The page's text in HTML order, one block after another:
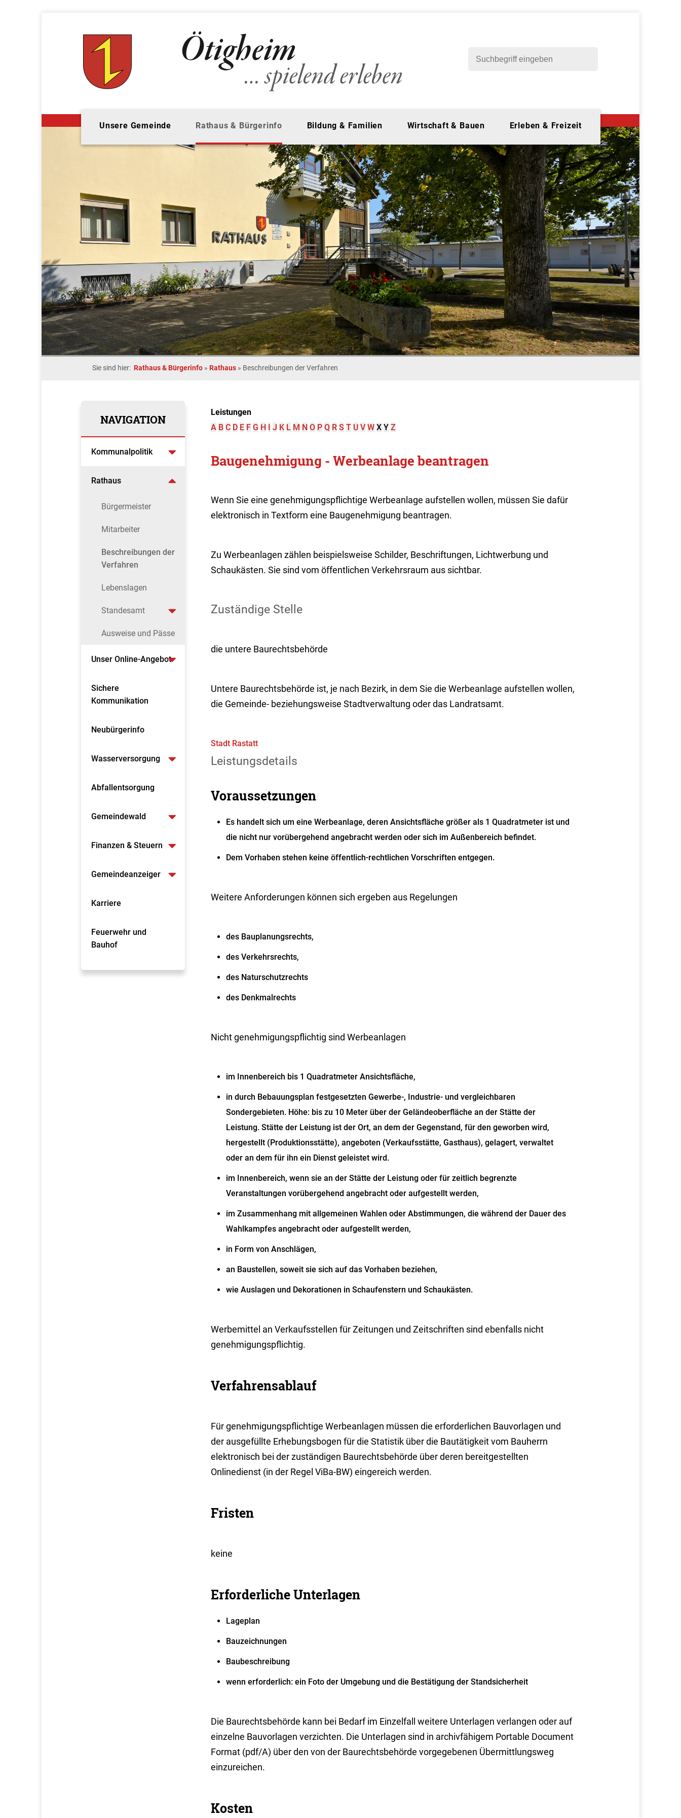
Unsere Gemeinde Rathaus & Bürgerinfo Bildung & Familien Wirtschaft & Bauen Erleben & Freizeit
Sie sind hier: Rathaus & Bürgerinfo » Rathaus » Beschreibungen der Verfahren
NAVIGATION
Kommunalpolitik
Rathaus
Bürgermeister
Mitarbeiter
Beschreibungen der
Verfahren
Lebenslagen
Standesamt
Ausweise und Pässe
Unser Online-Angebot
Sichere
Kommunikation
Neubürgerinfo
Wasserversorgung
Abfallentsorgung
Gemeindewald
Finanzen & Steuern
Gemeindeanzeiger
Karriere
Feuerwehr und
Bauhof
Leistungen
A B C D E F G H I J K L M N O P Q R S T U V W X Y Z
Baugenehmigung - Werbeanlage beantragen
Wenn Sie eine genehmigungspflichtige Werbeanlage aufstellen wollen, müssen Sie dafür
elektronisch in Textform eine Baugenehmigung beantragen.
Zu Werbeanlagen zählen beispielsweise Schilder, Beschriftungen, Lichtwerbung und
Schaukästen. Sie sind vom öffentlichen Verkehrsraum aus sichtbar.
Zuständige Stelle
die untere Baurechtsbehörde
Untere Baurechtsbehörde ist, je nach Bezirk, in dem Sie die Werbeanlage aufstellen wollen,
die Gemeinde- beziehungsweise Stadtverwaltung oder das Landratsamt.
Stadt Rastatt
Leistungsdetails
Voraussetzungen
Es handelt sich um eine Werbeanlage, deren Ansichtsfläche größer als 1 Quadratmeter ist und
die nicht nur vorübergehend angebracht werden oder sich im Außenbereich befindet.
Dem Vorhaben stehen keine öffentlich-rechtlichen Vorschriften entgegen.
Weitere Anforderungen können sich ergeben aus Regelungen
des Bauplanungsrechts,
des Verkehrsrechts,
des Naturschutzrechts
des Denkmalrechts
Nicht genehmigungspflichtig sind Werbeanlagen
im Innenbereich bis 1 Quadratmeter Ansichtsfläche,
in durch Bebauungsplan festgesetzten Gewerbe-, Industrie- und vergleichbaren
Sondergebieten. Höhe: bis zu 10 Meter über der Geländeoberfläche an der Stätte der
Leistung. Stätte der Leistung ist der Ort, an dem der Gegenstand, für den geworben wird,
hergestellt (Produktionsstätte), angeboten (Verkaufsstätte, Gasthaus), gelagert, verwaltet
oder an dem für ihn ein Dienst geleistet wird.
im Innenbereich, wenn sie an der Stätte der Leistung oder für zeitlich begrenzte
Veranstaltungen vorübergehend angebracht oder aufgestellt werden,
im Zusammenhang mit allgemeinen Wahlen oder Abstimmungen, die während der Dauer des
Wahlkampfes angebracht oder aufgestellt werden,
in Form von Anschlägen,
an Baustellen, soweit sie sich auf das Vorhaben beziehen,
wie Auslagen und Dekorationen in Schaufenstern und Schaukästen.
Werbemittel an Verkaufsstellen für Zeitungen und Zeitschriften sind ebenfalls nicht
genehmigungspflichtig.
Verfahrensablauf
Für genehmigungspflichtige Werbeanlagen müssen die erforderlichen Bauvorlagen und
der ausgefüllte Erhebungsbogen für die Statistik über die Bautätigkeit vom Bauherrn
elektronisch bei der zuständigen Baurechtsbehörde über deren bereitgestellten
Onlinedienst (in der Regel ViBa-BW) eingereich werden.
Fristen
keine
Erforderliche Unterlagen
Lageplan
Bauzeichnungen
Baubeschreibung
wenn erforderlich: ein Foto der Umgebung und die Bestätigung der Standsicherheit
Die Baurechtsbehörde kann bei Bedarf im Einzelfall weitere Unterlagen verlangen oder auf
einzelne Bauvorlagen verzichten. Die Unterlagen sind in archivfähigem Portable Document
Format (pdf/A) über den von der Baurechtsbehörde vorgegebenen Übermittlungsweg
einzureichen.
Kosten